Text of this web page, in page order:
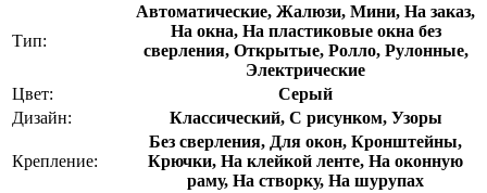
Тип:
Автоматические, Жалюзи, Мини, На заказ,
На окна, На пластиковые окна без
сверления, Открытые, Ролло, Рулонные,
Электрические
Цвет:
Серый
Дизайн:
Классический, С рисунком, Узоры
Крепление:
Без сверления, Для окон, Кронштейны,
Крючки, На клейкой ленте, На оконную
раму, На створку, На шурупах